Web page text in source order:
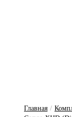
Главная /